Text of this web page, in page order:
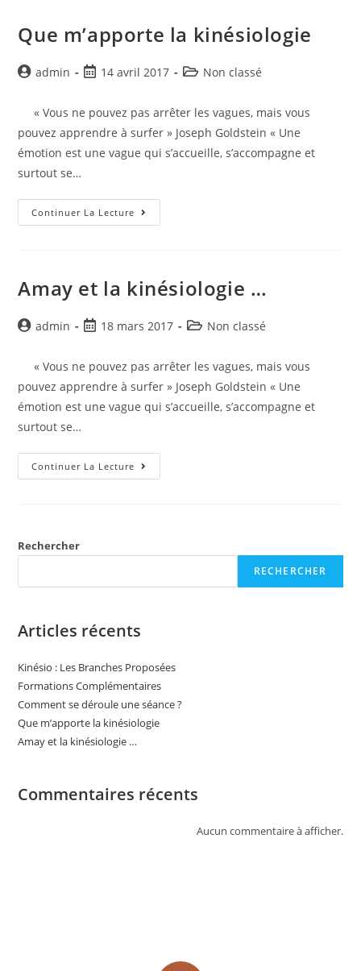
Que m’apporte la kinésiologie
admin 14 avril 2017 Non classé
« Vous ne pouvez pas arrêter les vagues, mais vous
pouvez apprendre à surfer » Joseph Goldstein « Une
émotion est une vague qui s’accueille, s’accompagne et
surtout se…
Continuer La Lecture
Amay et la kinésiologie …
admin 18 mars 2017 Non classé
« Vous ne pouvez pas arrêter les vagues, mais vous
pouvez apprendre à surfer » Joseph Goldstein « Une
émotion est une vague qui s’accueille, s’accompagne et
surtout se…
Continuer La Lecture
Rechercher
RECHERCHER
Articles récents
Kinésio : Les Branches Proposées
Formations Complémentaires
Comment se déroule une séance ?
Que m’apporte la kinésiologie
Amay et la kinésiologie …
Commentaires récents
Aucun commentaire à afficher.